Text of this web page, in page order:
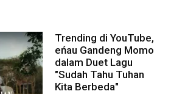
Trending di YouTube,
eńau Gandeng Momo
dalam Duet Lagu
"Sudah Tahu Tuhan
Kita Berbeda"